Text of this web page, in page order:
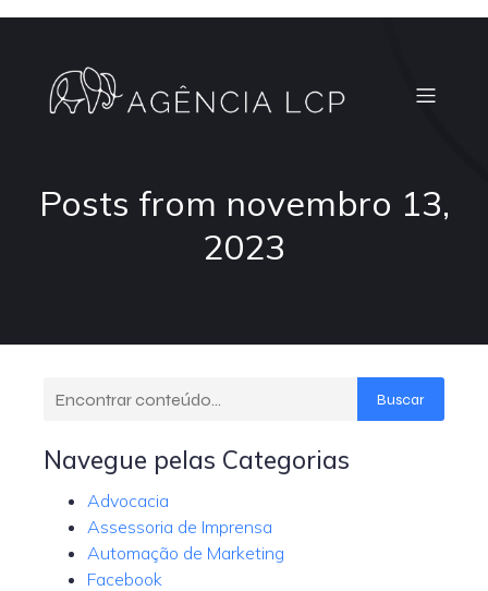
Posts from novembro 13,
2023
Buscar
Navegue pelas Categorias
Advocacia
Assessoria de Imprensa
Automação de Marketing
Facebook